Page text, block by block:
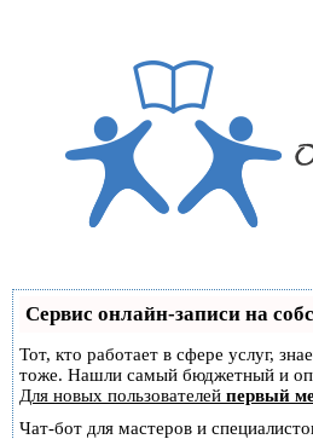
Сервис онлайн-записи на
Тот, кто работает в сфере услуг,
тоже. Нашли самый бюджетный и
Для новых пользователей первый
Чат-бот для мастеров и